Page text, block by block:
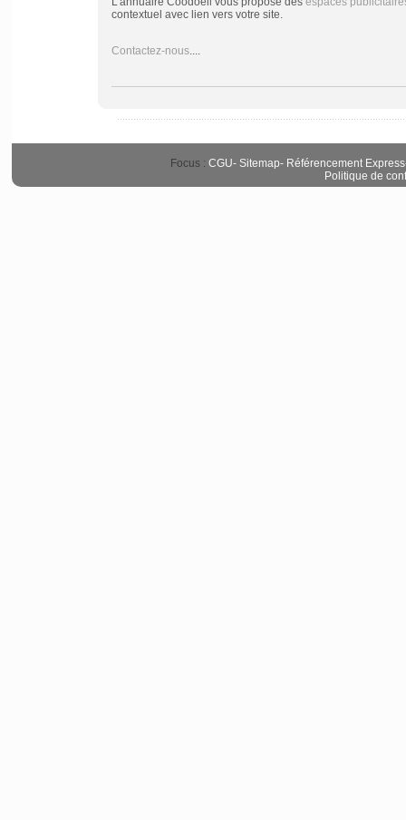
contextuel avec lien vers votre site.
Contactez-nous....
Focus : CGU- Sitemap- Référencement Express
Politique de